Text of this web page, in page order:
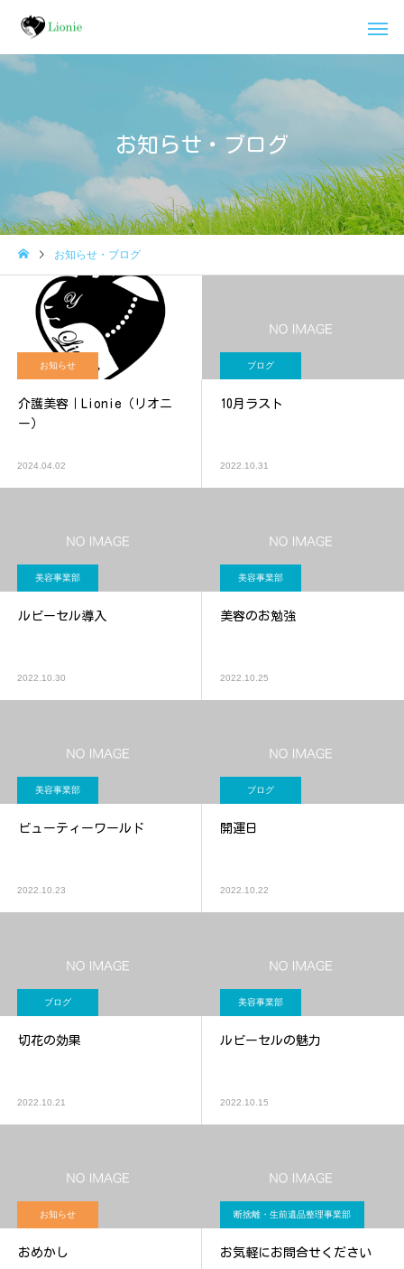
お知らせ・ブログ
お知らせ・ブログ
お知らせ
介護美容｜Lionie（リオニ
ー）
2024.04.02
ブログ
10月ラスト
2022.10.31
美容事業部
ルビーセル導入
2022.10.30
美容事業部
美容のお勉強
2022.10.25
美容事業部
ビューティーワールド
2022.10.23
ブログ
開運日
2022.10.22
ブログ
切花の効果
2022.10.21
美容事業部
ルビーセルの魅力
2022.10.15
お知らせ
おめかし
断捨離・生前遺品整理事業部
お気軽にお問合せください